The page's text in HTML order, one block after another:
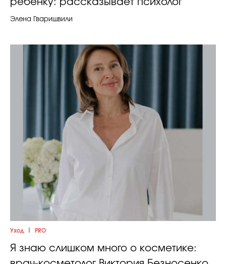
Элена Гваришвили
Уход PRO
Я знаю слишком много о косметике: